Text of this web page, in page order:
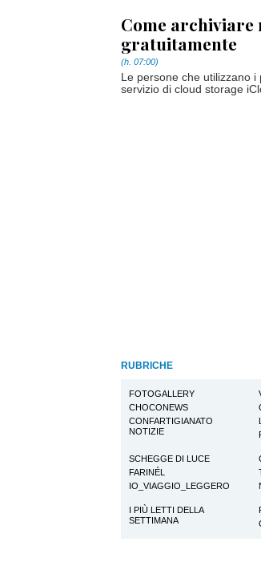
Come archiviare
gratuitamente
(h. 07:00)
Le persone che utilizzano
servizio di cloud storage
RUBRICHE
FOTOGALLERY
CHOCONEWS
CONFARTIGIANATO
NOTIZIE
SCHEGGE DI LUCE
FARINÉL
IO_VIAGGIO_LEGGERO
I PIÙ LETTI DELLA
SETTIMANA